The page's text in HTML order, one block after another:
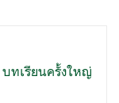
บทเรียนครั้งใหญ่